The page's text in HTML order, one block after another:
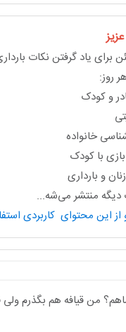
برای یاد گرفتن نکات
روز:
و کودک
خانواده
با کودک
و بارداری
منتشر می‌شه...
من قیافه هم بگذرم